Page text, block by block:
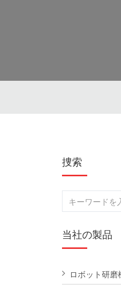
捜索
当社の製品
ロボット研磨